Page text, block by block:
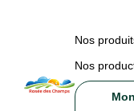
Nos
Nos